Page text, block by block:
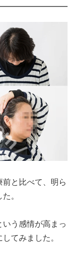
と比べて、明ら
。
う感情が高まっ
てみました。